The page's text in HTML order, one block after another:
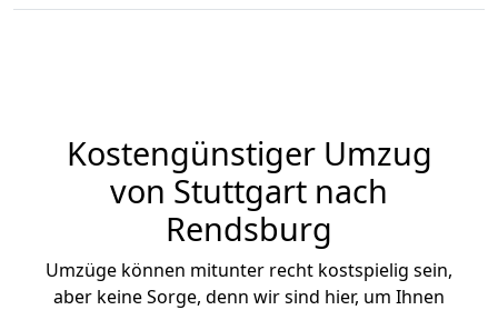
Kostengünstiger Umzug
von Stuttgart nach
Rendsburg
Umzüge können mitunter recht kostspielig sein,
aber keine Sorge, denn wir sind hier, um Ihnen